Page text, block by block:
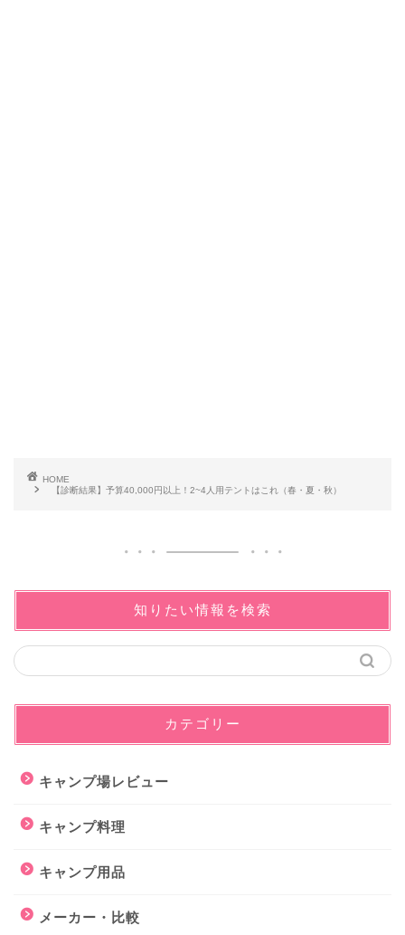
HOME
【診断結果】予算40,000円以上！2~4人用テントはこれ（春・夏・秋）
知りたい情報を検索
カテゴリー
キャンプ場レビュー
キャンプ料理
キャンプ用品
メーカー・比較